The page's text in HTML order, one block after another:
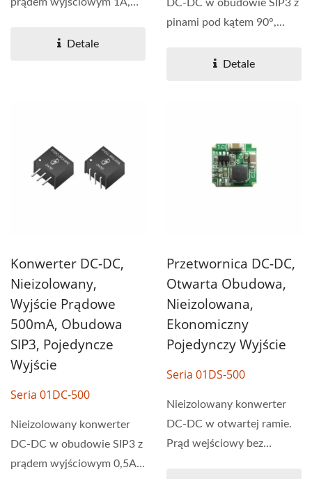
prądem wyjściowym 1A,
Detale
DC-DC w obudowie SIP3 z
pinami pod kątem 90°,
Detale
Konwerter DC-DC,
Nieizolowany,
Wyjście Prądowe
500mA, Obudowa
SIP3, Pojedyncze
Wyjście
Seria 01DC-500
Nieizolowany konwerter
DC-DC w obudowie SIP3 z
prądem wyjściowym 0,5A,
Przetwornica DC-DC,
Otwarta Obudowa,
Nieizolowana,
Ekonomiczny
Pojedynczy Wyjście
Seria 01DS-500
Nieizolowany konwerter
DC-DC w otwartej ramie.
Prąd wejściowy bez